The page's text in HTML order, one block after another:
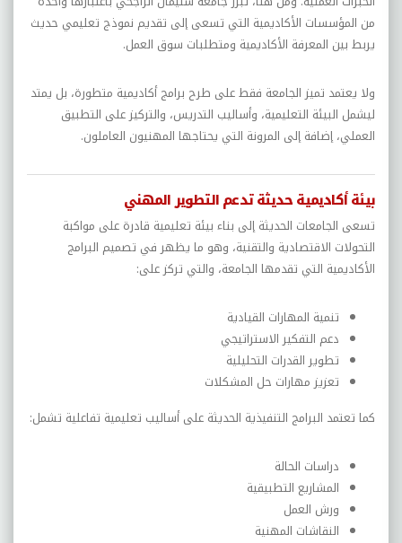
من المؤسسات الأكاديمية التي تسعى إلى تقديم نموذج تعليمي حديث
يربط بين المعرفة الأكاديمية ومتطلبات سوق العمل.
ولا يعتمد تميز الجامعة فقط على طرح برامج أكاديمية متطورة، بل يمتد
ليشمل البيئة التعليمية، وأساليب التدريس، والتركيز على التطبيق
العملي، إضافة إلى المرونة التي يحتاجها المهنيون العاملون.
بيئة أكاديمية حديثة تدعم التطوير المهني
تسعى الجامعات الحديثة إلى بناء بيئة تعليمية قادرة على مواكبة
التحولات الاقتصادية والتقنية، وهو ما يظهر في تصميم البرامج
الأكاديمية التي تقدمها الجامعة، والتي تركز على:
تنمية المهارات القيادية
دعم التفكير الاستراتيجي
تطوير القدرات التحليلية
تعزيز مهارات حل المشكلات
كما تعتمد البرامج التنفيذية الحديثة على أساليب تعليمية تفاعلية تشمل:
دراسات الحالة
المشاريع التطبيقية
ورش العمل
النقاشات المهنية